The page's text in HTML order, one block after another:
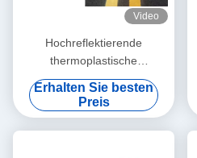
Video
Hochreflektierende
thermoplastische
Straßenmarkierungsfarbe
mit schneller Trocknung und
anpassbaren Farben
Erhalten Sie besten
Preis